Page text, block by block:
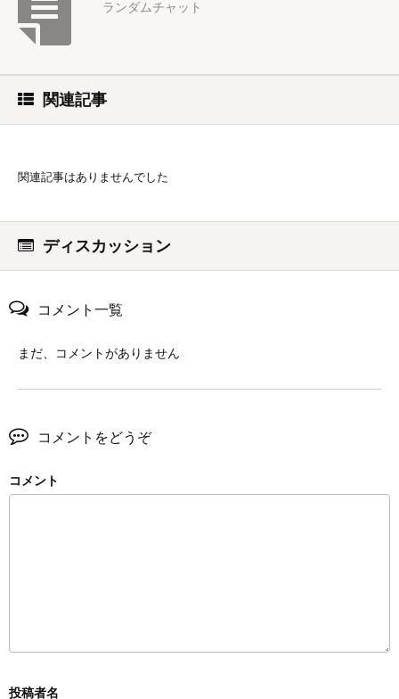
ランダムチャット
関連記事
関連記事はありませんでした
ディスカッション
コメント一覧
まだ、コメントがありません
コメントをどうぞ
コメント